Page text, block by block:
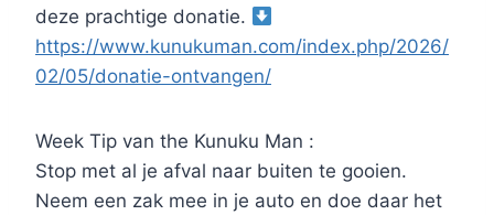
deze prachtige donatie.
https://www.kunukuman.com/index.php/2026/
02/05/donatie-ontvangen/
Week Tip van the Kunuku Man :
Stop met al je afval naar buiten te gooien.
Neem een zak mee in je auto en doe daar het